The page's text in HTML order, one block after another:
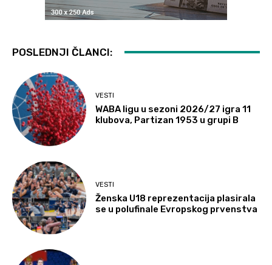
POSLEDNJI ČLANCI:
VESTI
WABA ligu u sezoni 2026/27 igra 11
klubova, Partizan 1953 u grupi B
VESTI
Ženska U18 reprezentacija plasirala
se u polufinale Evropskog prvenstva